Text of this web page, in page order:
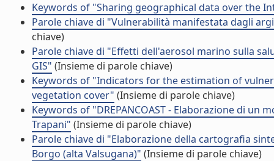
Keywords of "Sharing geographical data over the
Parole chiave di "Vulnerabilità manifestata dagli
chiave)
Parole chiave di "Effetti dell'aerosol marino sulla
GIS" (Insieme di parole chiave)
Keywords of "Indicators for the estimation of
vegetation cover" (Insieme di parole chiave)
Keywords of "DREPANCOAST - Elaborazione di
Trapani" (Insieme di parole chiave)
Parole chiave di "Elaborazione della cartografia
Borgo (alta Valsugana)" (Insieme di parole chiave)